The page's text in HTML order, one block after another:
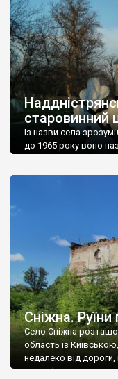
український. Хрести
роках Болган […]
старовинний
Із назви села
до 1965 року воно
Наддністрянське
сіл. У селі є
Сніжна.
Село Сніжна
область із
недалеко від дороги,
рельєфне пано, яке